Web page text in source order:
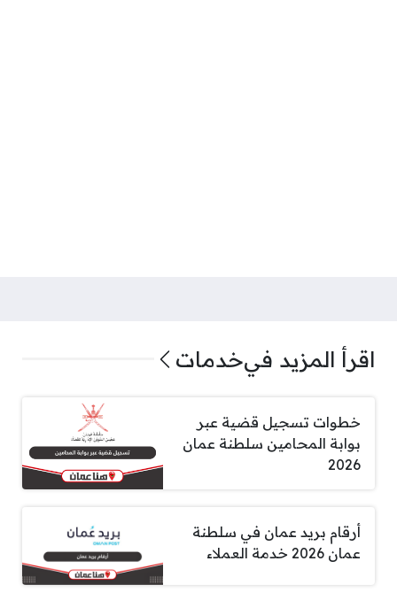
اقرأ المزيد فيخدمات
خطوات تسجيل قضية عبر
بوابة المحامين سلطنة عمان
2026
أرقام بريد عمان في سلطنة
عمان 2026 خدمة العملاء